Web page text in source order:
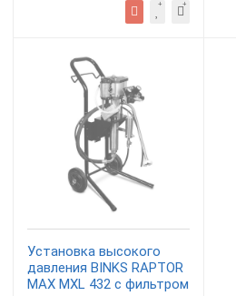
Установка высокого
давления BINKS RAPTOR
MAX MXL 432 с фильтром